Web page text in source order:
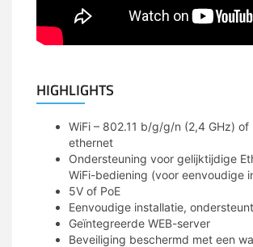
HIGHLIGHTS
WiFi – 802.11 b/g/g/n (2,4 GHz) of
ethernet
Ondersteuning voor gelijktijdige
WiFi-bediening (voor eenvoudige
5V of PoE
Eenvoudige installatie,
Geïntegreerde WEB-server
Beveiliging beschermd met een